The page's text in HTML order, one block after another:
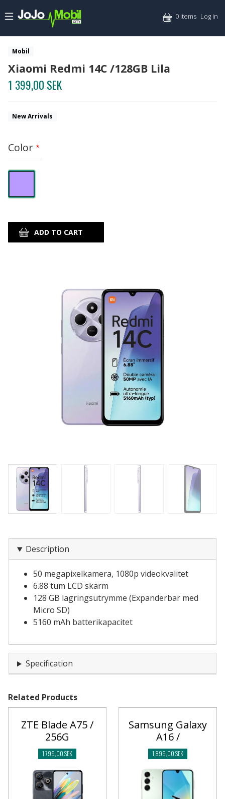
0 items Log in
Mobil
Xiaomi Redmi 14C /128GB Lila
1 399,00 SEK
New Arrivals
Color
Description
50 megapixelkamera, 1080p videokvalitet
6.88 tum LCD skärm
128 GB lagringsutrymme (Expanderbar med
Micro SD)
5160 mAh batterikapacitet
Specification
Related Products
ZTE Blade A75 /
256G
1 799,00 SEK
Samsung Galaxy
A16 /
1 899,00 SEK